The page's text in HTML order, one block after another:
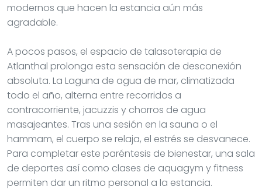
modernos que hacen la estancia aún más
agradable.
A pocos pasos, el espacio de talasoterapia de
Atlanthal prolonga esta sensación de desconexión
absoluta. La Laguna de agua de mar, climatizada
todo el año, alterna entre recorridos a
contracorriente, jacuzzis y chorros de agua
masajeantes. Tras una sesión en la sauna o el
hammam, el cuerpo se relaja, el estrés se desvanece.
Para completar este paréntesis de bienestar, una sala
de deportes así como clases de aquagym y fitness
permiten dar un ritmo personal a la estancia.